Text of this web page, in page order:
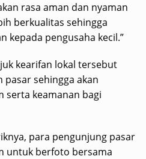
rasa aman dan nyaman
berkualitas sehingga
kepada pengusaha kecil.”
kearifan lokal tersebut
sehingga akan
serta keamanan bagi
para pengunjung pasar
untuk berfoto bersama